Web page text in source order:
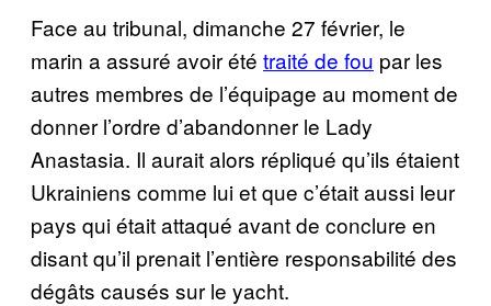
Face au tribunal, dimanche 27 février, le
marin a assuré avoir été traité de fou par les
autres membres de l’équipage au moment de
donner l’ordre d’abandonner le Lady
Anastasia. Il aurait alors répliqué qu’ils étaient
Ukrainiens comme lui et que c’était aussi leur
pays qui était attaqué avant de conclure en
disant qu’il prenait l’entière responsabilité des
dégâts causés sur le yacht.